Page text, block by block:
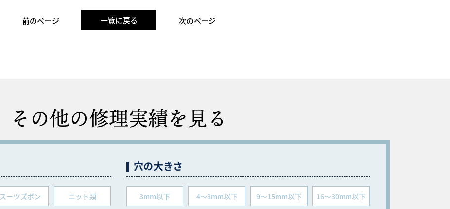
前のページ 一覧に戻る 次のページ
その他の修理実績を見る
スーツズボン ニット類
穴の大きさ
3mm以下 4～8mm以下 9～15mm以下 16～30mm以下